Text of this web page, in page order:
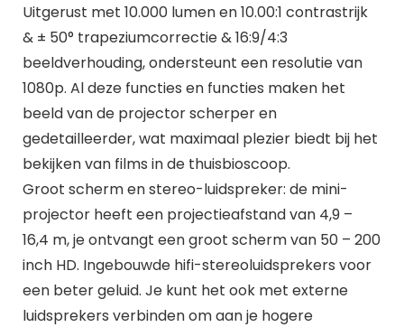
Uitgerust met 10.000 lumen en 10.00:1 contrastrijk
& ± 50° trapeziumcorrectie & 16:9/4:3
beeldverhouding, ondersteunt een resolutie van
1080p. Al deze functies en functies maken het
beeld van de projector scherper en
gedetailleerder, wat maximaal plezier biedt bij het
bekijken van films in de thuisbioscoop.
Groot scherm en stereo-luidspreker: de mini-
projector heeft een projectieafstand van 4,9 –
16,4 m, je ontvangt een groot scherm van 50 – 200
inch HD. Ingebouwde hifi-stereoluidsprekers voor
een beter geluid. Je kunt het ook met externe
luidsprekers verbinden om aan je hogere